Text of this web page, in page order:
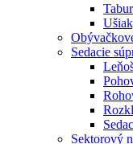
Sedacie
Sektorový